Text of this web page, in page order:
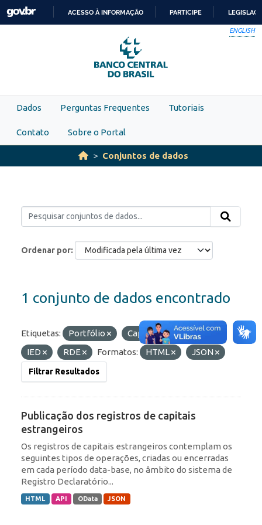
Skip to main content
PARA
O
CONTEÚDO
ACESSO À INFORMAÇÃO PARTICIPE
ENGLISH
Dados Perguntas Frequentes Tutoriais
Contato Sobre o Portal
Conjuntos de dados
Ordenar por
1 conjunto de dados encontrado
Etiquetas: Portfólio
Capitais Estrangeiros
IED
RDE Formatos: HTML JSON
Filtrar Resultados
Publicação dos registros de capitais
estrangeiros
Os registros de capitais estrangeiros contemplam os
seguintes tipos de operações, criadas ou encerradas
em cada período data-base, no âmbito do sistema de
Registro Declaratório...
HTML API OData JSON